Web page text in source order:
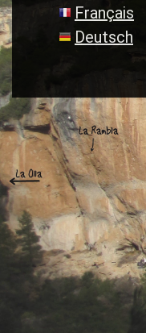
Français
Deutsch